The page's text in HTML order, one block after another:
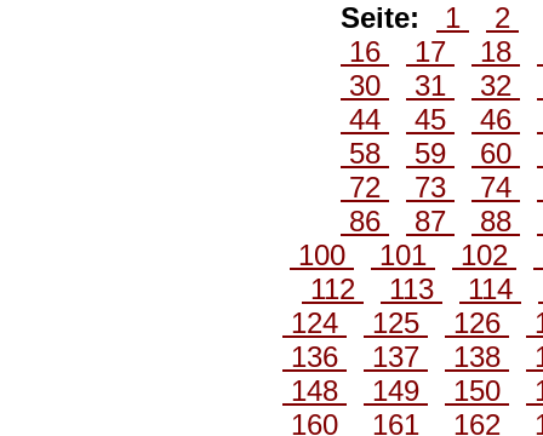
Seite: 1 2
16
17 18
30
31 32
44
45 46
58
59 60
72
73 74
86
87 88
100
101 102
112
113 114
124
125 126
136
137 138
148
149 150
160
161 162